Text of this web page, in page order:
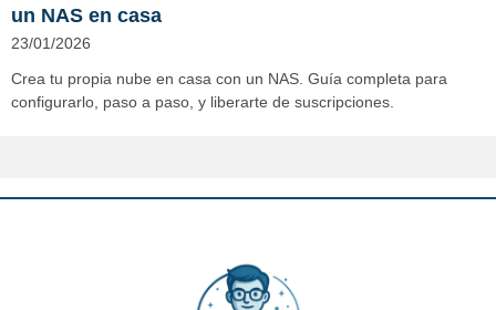
un NAS en casa
23/01/2026
Crea tu propia nube en casa con un NAS. Guía completa para
configurarlo, paso a paso, y liberarte de suscripciones.